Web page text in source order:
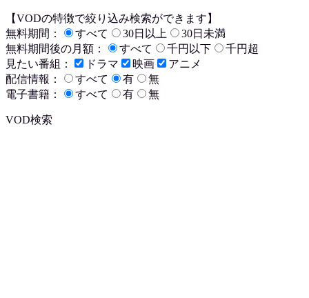
【VODの特徴で絞り込み検索ができます】
無料期間：
すべて 30日以上
30日未満
無料期間後の月額：
すべて 千円以下
千円超
見たい番組：
ドラマ 映画
アニメ
配信情報：
すべて 有
無
電子書籍：
すべて 有 無
VOD検索